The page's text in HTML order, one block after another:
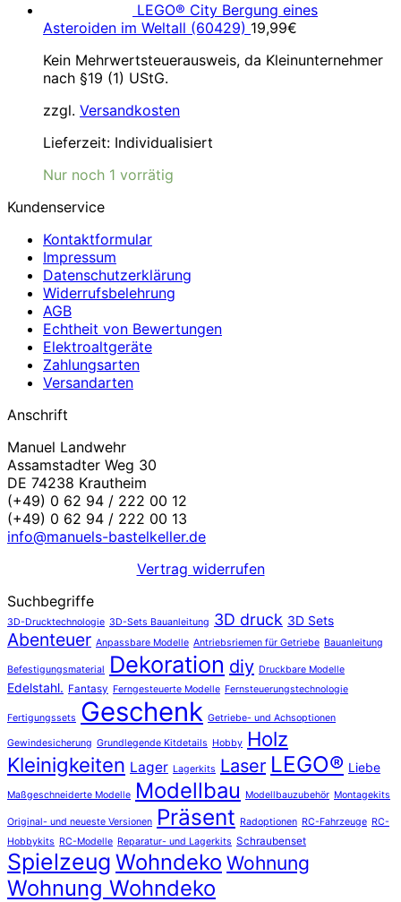
LEGO® City Bergung eines
Asteroiden im Weltall (60429) 19,99€
Kein Mehrwertsteuerausweis, da Kleinunternehmer
nach §19 (1) UStG.
zzgl. Versandkosten
Lieferzeit: Individualisiert
Nur noch 1 vorrätig
Kundenservice
Kontaktformular
Impressum
Datenschutzerklärung
Widerrufsbelehrung
AGB
Echtheit von Bewertungen
Elektroaltgeräte
Zahlungsarten
Versandarten
Anschrift
Manuel Landwehr
Assamstadter Weg 30
DE 74238 Krautheim
(+49) 0 62 94 / 222 00 12
(+49) 0 62 94 / 222 00 13
info@manuels-bastelkeller.de
Vertrag widerrufen
Suchbegriffe
3D-Drucktechnologie 3D-Sets Bauanleitung 3D druck 3D Sets
Abenteuer Anpassbare Modelle Antriebsriemen für Getriebe Bauanleitung
Befestigungsmaterial Dekoration diy Druckbare Modelle
Edelstahl. Fantasy Ferngesteuerte Modelle Fernsteuerungstechnologie
Fertigungssets Geschenk Getriebe- und Achsoptionen
Gewindesicherung Grundlegende Kitdetails Hobby Holz
Kleinigkeiten Lager Lagerkits Laser LEGO® Liebe
Maßgeschneiderte Modelle Modellbau Modellbauzubehör Montagekits
Original- und neueste Versionen Präsent Radoptionen RC-Fahrzeuge RC-
Hobbykits RC-Modelle Reparatur- und Lagerkits Schraubenset
Spielzeug Wohndeko Wohnung
Wohnung Wohndeko